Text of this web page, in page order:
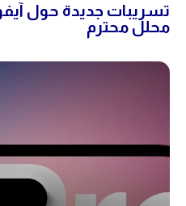
محلل محترم